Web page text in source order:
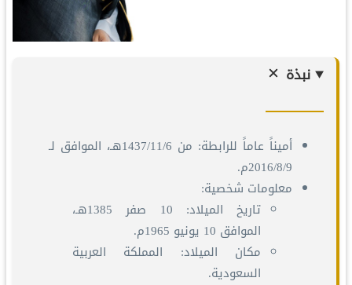
نبذة
أميناً عاماً للرابطة: من 1437/11/6هـ، الموافق لـ
2016/8/9م.
معلومات شخصية:
تاريخ الميلاد: 10 صفر 1385هـ،
الموافق 10 يونيو 1965م.
مكان الميلاد: المملكة العربية
السعودية.